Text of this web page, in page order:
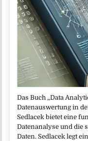
Das Buch „Data
Datenauswertung in
Sedlacek bietet eine
Datenanalyse und die
Daten. Sedlacek legt